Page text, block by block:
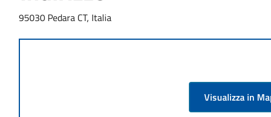
95030 Pedara CT, Italia
Visualizza in